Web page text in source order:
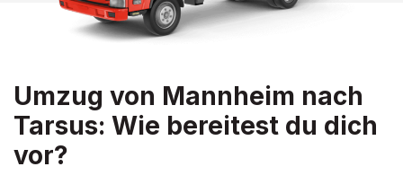
Umzug von Mannheim nach
Tarsus: Wie bereitest du dich
vor?